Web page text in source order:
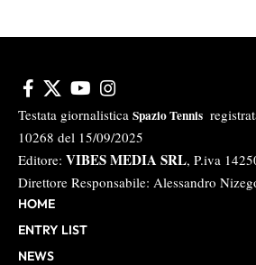
Testata giornalistica Spazio Tennis
10268 del 15/09/2025
Editore: VIBES MEDIA SRL, P.iva
Direttore Responsabile: Alessandro
HOME
ENTRY LIST
NEWS